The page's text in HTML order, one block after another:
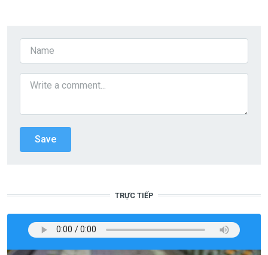
TRỰC TIẾP